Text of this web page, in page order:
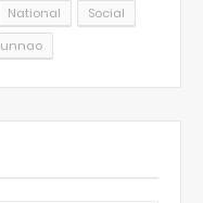
National
Social
unnao